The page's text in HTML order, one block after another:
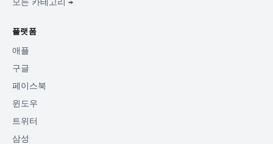
모든 카테고리 →
플랫폼
애플
구글
페이스북
윈도우
트위터
삼성